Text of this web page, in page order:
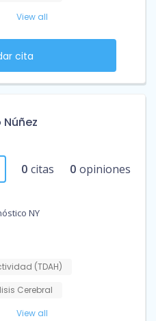
View all
cita
0 citas 0 opiniones
NY
(TDAH)
Cerebral
View all